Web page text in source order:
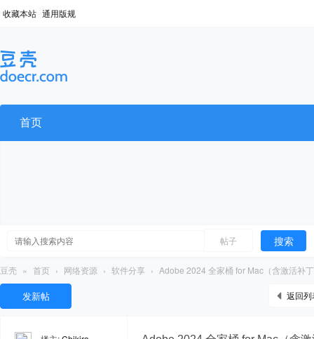
收藏本站 通用版规
首页
帖子 搜索
豆壳 » 首页 › 网络资源 › 软件分享 › Adobe 2024 全家桶 for Mac（含激活补
返回列
发新帖